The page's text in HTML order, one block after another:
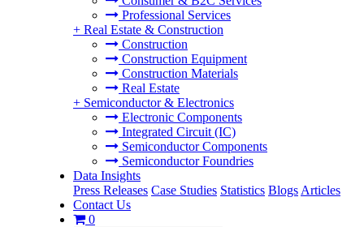
Professional Services
+ Real Estate & Construction
Construction
Construction Equipment
Construction Materials
Real Estate
+ Semiconductor & Electronics
Electronic Components
Integrated Circuit (IC)
Semiconductor Components
Semiconductor Foundries
Data Insights
Press Releases Case Studies Statistics Blogs Articles
Contact Us
0